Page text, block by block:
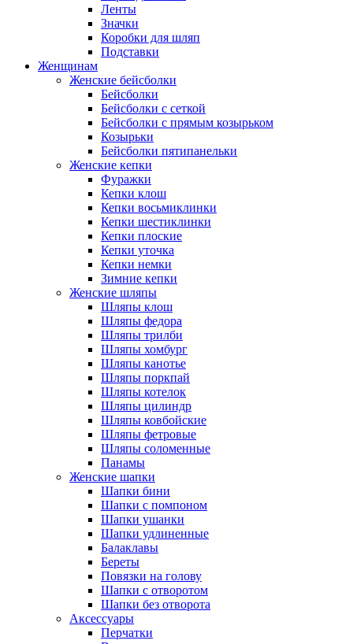
Ленты
Значки
Коробки для шляп
Подставки
Женщинам
Женские бейсболки
Бейсболки
Бейсболки с сеткой
Бейсболки с прямым козырьком
Козырьки
Бейсболки пятипанельки
Женские кепки
Фуражки
Кепки клош
Кепки восьмиклинки
Кепки шестиклинки
Кепки плоские
Кепки уточка
Кепки немки
Зимние кепки
Женские шляпы
Шляпы клош
Шляпы федора
Шляпы трилби
Шляпы хомбург
Шляпы канотье
Шляпы поркпай
Шляпы котелок
Шляпы цилиндр
Шляпы ковбойские
Шляпы фетровые
Шляпы соломенные
Панамы
Женские шапки
Шапки бини
Шапки с помпоном
Шапки ушанки
Шапки удлиненные
Балаклавы
Береты
Повязки на голову
Шапки с отворотом
Шапки без отворота
Аксессуары
Перчатки